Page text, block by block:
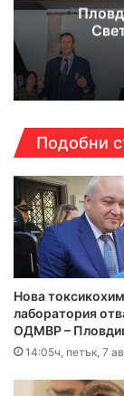
Подобни
Нова
лаборатория
ОДМВР –
14:05ч, петък, 7